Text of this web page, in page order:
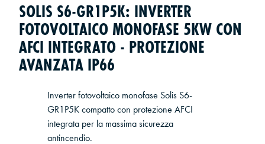
SOLIS S6-GR1P5K: INVERTER
FOTOVOLTAICO MONOFASE 5KW CON
AFCI INTEGRATO - PROTEZIONE
AVANZATA IP66
Inverter fotovoltaico monofase Solis S6-
GR1P5K compatto con protezione AFCI
integrata per la massima sicurezza
antincendio.